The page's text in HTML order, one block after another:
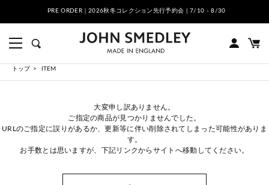
PRE ORDER｜2026秋冬コレクション先行予約会 | 7/10 - 8/30
トップ ITEM
大変申し訳ありません。
ご指定の商品が見つかりませんでした。
URLのご指定に誤りがあるか、更新等に伴い削除されてしまった可能性がありま
す。
お手数とは思いますが、下記リンクからサイトへ移動してください。